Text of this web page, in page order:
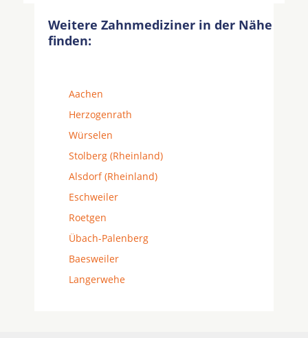
Weitere Zahnmediziner in der Nähe
finden:
Aachen
Herzogenrath
Würselen
Stolberg (Rheinland)
Alsdorf (Rheinland)
Eschweiler
Roetgen
Übach-Palenberg
Baesweiler
Langerwehe